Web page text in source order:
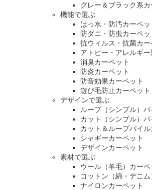
グレー＆ブラック系カ
機能で選ぶ
はっ水・防汚カーペッ
防ダニ・防虫カーペッ
抗ウィルス・抗菌カー
アトピー・アレルギ
消臭カーペット
防炎カーペット
防音効果カーペット
遊び毛防止カーペット
デザインで選ぶ
ループ（シンプル）
カット（シンプル）
カット＆ループパイル
シャギーカーペット
デザインカーペット
素材で選ぶ
ウール（羊毛）カーペ
コットン（綿・デニ
ナイロンカーペット